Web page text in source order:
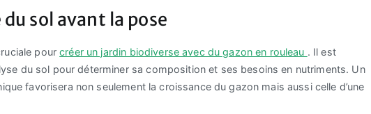
sol avant la pose
pourcréer un jardin biodiverse avec du gazon en rouleau . Il est
du sol pour déterminer sa composition et ses besoins en nutriments. Un
favorisera non seulement la croissance du gazon mais aussi celle d’une